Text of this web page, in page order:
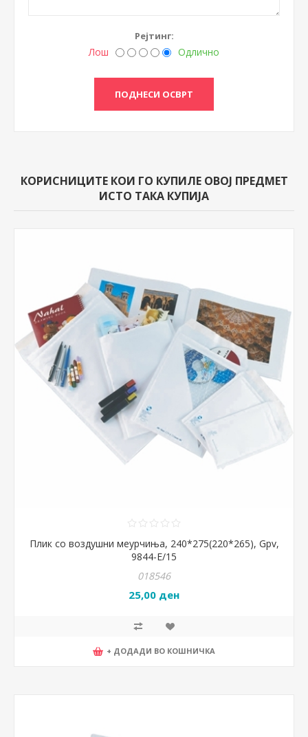
Рејтинг:
Лош Одлично
КОРИСНИЦИТЕ КОИ ГО КУПИЛЕ ОВОЈ ПРЕДМЕТ
ИСТО ТАКА КУПИЈА
Плик со воздушни меурчиња, 240*275(220*265), Gpv,
9844-E/15
018546
25,00 ден
+ ДОДАДИ ВО КОШНИЧКА